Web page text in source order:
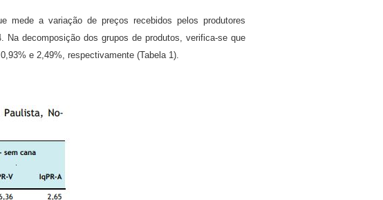
mede a variação de preços recebidos pelos produtores
decomposição dos grupos de produtos, verifica-se que
e 2,49%, respectivamente (Tabela 1).